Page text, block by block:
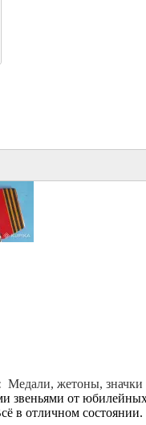
Медали, жетоны, значки
звеньями от
в отличном состоянии.